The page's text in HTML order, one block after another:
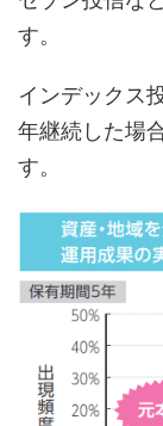
す。
インデックス
年継続した場
す。